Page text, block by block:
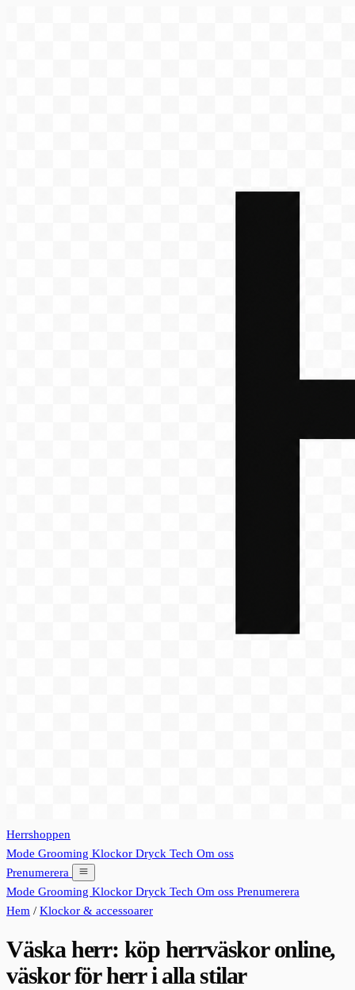
Herrshoppen
Mode Grooming Klockor Dryck Tech Om oss
Prenumerera
Mode Grooming Klockor Dryck Tech Om oss Prenumerera
Hem / Klockor & accessoarer
Väska herr: köp herrväskor online,
väskor för herr i alla stilar